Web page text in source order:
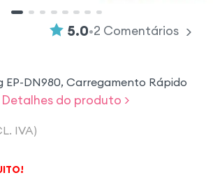
5.0•2 Comentários
EP-DN980, Carregamento Rápido
Detalhes do produto >
IVA)